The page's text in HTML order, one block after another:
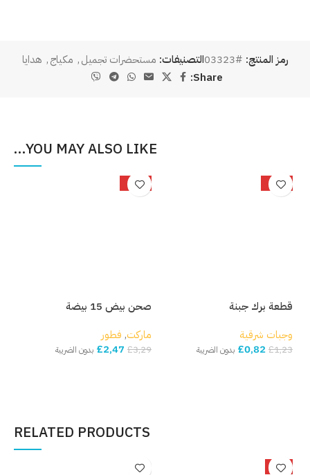
رمز المنتج: #03323 التصنيفات: مستحضرات تجميل, مكياج, هدايا
Share:
YOU MAY ALSO LIKE…
-33%
قطعة برك جبنة
وجبات شرقية
£1,23
£0,82 بدون الضريبة
-25%
صحن بيض 15 بيضة
ماركت, فطور
£3,29
£2,47 بدون الضريبة
RELATED PRODUCTS
-5%